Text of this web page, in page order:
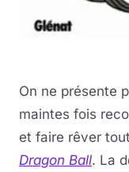
On ne présente
maintes fois
et faire rêver
Dragon Ball. La